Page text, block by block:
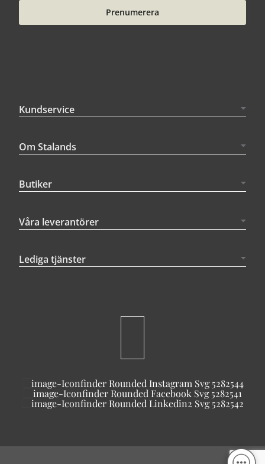
Prenumerera
Kundservice
Om Stalands
Butiker
Våra leverantörer
Lediga tjänster